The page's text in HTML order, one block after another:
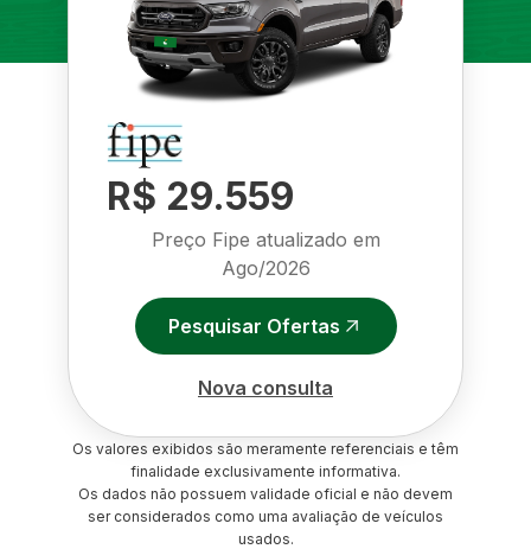
R$ 29.559
Preço Fipe atualizado em
Ago/2026
Pesquisar Ofertas
Nova consulta
Os valores exibidos são meramente referenciais e têm
finalidade exclusivamente informativa.
Os dados não possuem validade oficial e não devem
ser considerados como uma avaliação de veículos
usados.